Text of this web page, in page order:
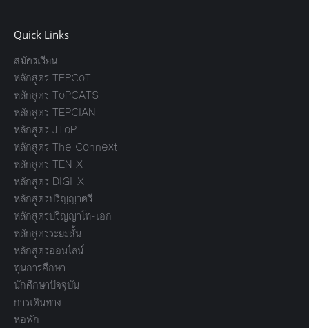
Quick Links
สมัครเรียน
หลักสูตร TEPCoT
หลักสูตร ToPCATS
หลักสูตร TEPCIAN
หลักสูตร JToP
หลักสูตร The Connext
หลักสูตร TEN X
หลักสูตร DIGI-X
หลักสูตรปริญญาตรี
หลักสูตรปริญญาโท-เอก
หลักสูตรระยะสั้น
หลักสูตรออนไลน์
ทุนการศึกษา
นักศึกษาปัจจุบัน
การเดินทาง
หอพัก